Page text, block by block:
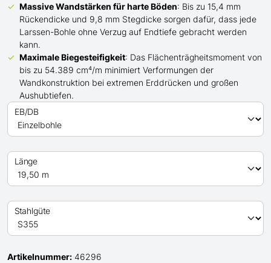
Massive Wandstärken für harte Böden: Bis zu 15,4 mm
Rückendicke und 9,8 mm Stegdicke sorgen dafür, dass jede
Larssen-Bohle ohne Verzug auf Endtiefe gebracht werden
kann.
Maximale Biegesteifigkeit: Das Flächenträgheitsmoment von
bis zu 54.389 cm⁴/m minimiert Verformungen der
Wandkonstruktion bei extremen Erddrücken und großen
Aushubtiefen.
EB/DB
Länge
Stahlgüte
Artikelnummer: 46296